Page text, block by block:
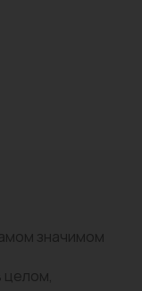
значимом
целом,